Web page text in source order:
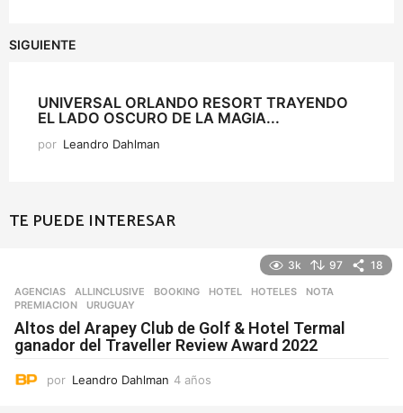
SIGUIENTE
UNIVERSAL ORLANDO RESORT TRAYENDO
EL LADO OSCURO DE LA MAGIA...
por Leandro Dahlman
TE PUEDE INTERESAR
3k 97 18
AGENCIAS ALLINCLUSIVE ,BOOKING ,HOTEL ,HOTELES ,NOTA
PREMIACION
,URUGUAY
Altos del Arapey Club de Golf & Hotel Termal
ganador del Traveller Review Award 2022
por Leandro Dahlman 4 años